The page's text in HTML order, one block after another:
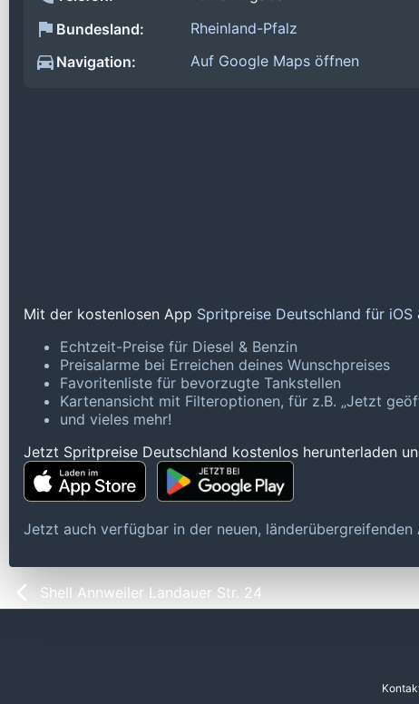
Bundesland:
Rheinland-Pfalz
Navigation:
Auf Google Maps öffnen
Mit der kostenlosen App Spritpreise Deutschland für iOS
Echtzeit-Preise für Diesel & Benzin
Preisalarme bei Erreichen deines Wunschpreises
Favoritenliste für bevorzugte Tankstellen
Kartenansicht mit Filteroptionen, für z.B. „Jetzt
und vieles mehr!
Jetzt Spritpreise Deutschland kostenlos herunterladen
Jetzt auch verfügbar in der neuen, länderübergreifenden
Shell Annweiler Landauer Str. 24